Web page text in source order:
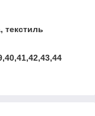
текстиль